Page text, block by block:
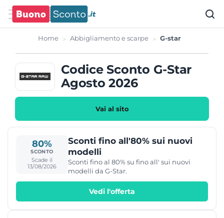
Home Abbigliamento e scarpe G-star
Codice Sconto G-Star
Agosto 2026
Vai al sito
80%
SCONTO
Scade il
13/08/2026
Sconti fino all'80% sui nuovi
modelli
Sconti fino al 80% su fino all' sui nuovi
modelli da G-Star.
Vedi l'offerta